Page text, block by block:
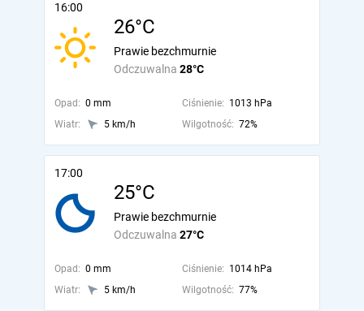
16:00
26°C
Odczuwalna 28°C
Prawie bezchmurnie
Opad: 0 mm Ciśnienie: 1013 hPa
Wiatr:
5 km/h Wilgotność: 72%
17:00
25°C
Odczuwalna 27°C
Prawie bezchmurnie
Opad: 0 mm Ciśnienie: 1014 hPa
Wiatr:
5 km/h Wilgotność: 77%